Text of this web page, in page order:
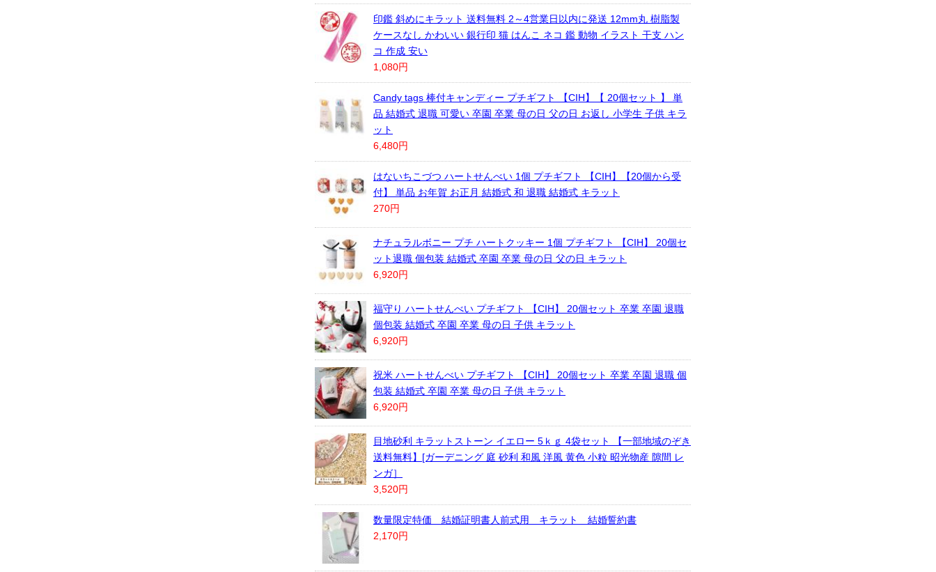
印鑑 斜めにキラット 送料無料 2～4営業日以内に発送 12mm丸 樹脂製
ケースなし かわいい 銀行印 猫 はんこ ネコ 鑑 動物 イラスト 干支 ハン
コ 作成 安い
1,080円
Candy tags 棒付キャンディー プチギフト 【CIH】【 20個セット 】 単
品 結婚式 退職 可愛い 卒園 卒業 母の日 父の日 お返し 小学生 子供 キラ
ット
6,480円
はないちこづつ ハートせんべい 1個 プチギフト 【CIH】【20個から受
付】 単品 お年賀 お正月 結婚式 和 退職 結婚式 キラット
270円
ナチュラルボニー プチ ハートクッキー 1個 プチギフト 【CIH】 20個セ
ット退職 個包装 結婚式 卒園 卒業 母の日 父の日 キラット
6,920円
福守り ハートせんべい プチギフト 【CIH】 20個セット 卒業 卒園 退職
個包装 結婚式 卒園 卒業 母の日 子供 キラット
6,920円
祝米 ハートせんべい プチギフト 【CIH】 20個セット 卒業 卒園 退職 個
包装 結婚式 卒園 卒業 母の日 子供 キラット
6,920円
目地砂利 キラットストーン イエロー 5ｋｇ 4袋セット 【一部地域のぞき
送料無料】[ガーデニング 庭 砂利 和風 洋風 黄色 小粒 昭光物産 隙間 レ
ンガ］
3,520円
数量限定特価 結婚証明書人前式用 キラット 結婚誓約書
2,170円